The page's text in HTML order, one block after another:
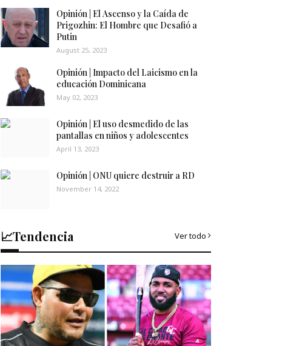
Opinión | El Ascenso y la Caída de
Prigozhin: El Hombre que Desafió a
Putin
August 25, 2023
Opinión | Impacto del Laicismo en la
educación Dominicana
May 02, 2023
Opinión | El uso desmedido de las
pantallas en niños y adolescentes
April 13, 2023
Opinión | ONU quiere destruir a RD
November 14, 2022
📈Tendencia Ver todo